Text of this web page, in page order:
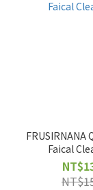
FRUSIRNANA
Faical